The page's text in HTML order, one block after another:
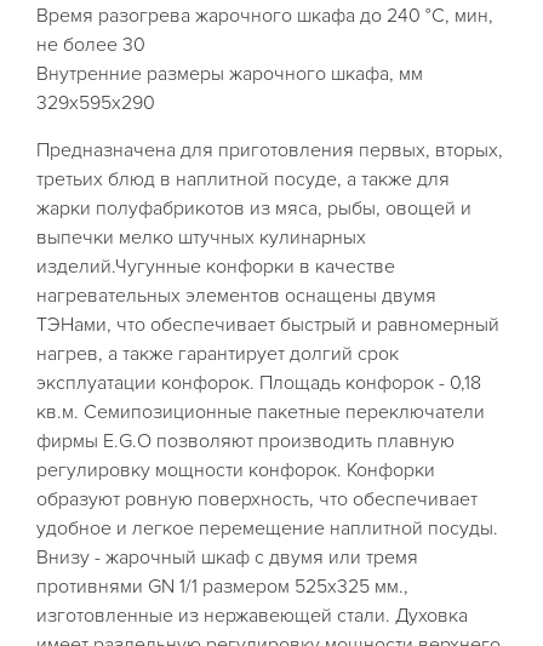
Время разогрева жарочного шкафа до 240 °C, мин,
не более 30
Внутренние размеры жарочного шкафа, мм
329x595x290
Предназначена для приготовления первых, вторых,
третьих блюд в наплитной посуде, а также для
жарки полуфабрикотов из мяса, рыбы, овощей и
выпечки мелко штучных кулинарных
изделий.Чугунные конфорки в качестве
нагревательных элементов оснащены двумя
ТЭНами, что обеспечивает быстрый и равномерный
нагрев, а также гарантирует долгий срок
эксплуатации конфорок. Площадь конфорок - 0,18
кв.м. Семипозиционные пакетные переключатели
фирмы E.G.O позволяют производить плавную
регулировку мощности конфорок. Конфорки
образуют ровную поверхность, что обеспечивает
удобное и легкое перемещение наплитной посуды.
Внизу - жарочный шкаф с двумя или тремя
противнями GN 1/1 размером 525х325 мм.,
изготовленные из нержавеющей стали. Духовка